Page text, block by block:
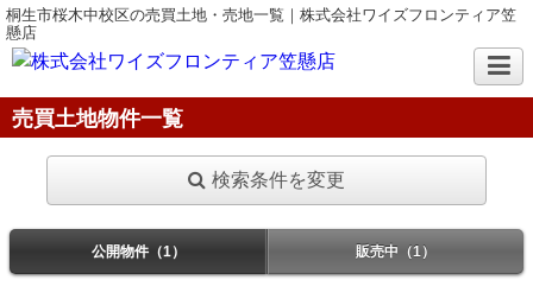
桐生市桜木中校区の売買土地・売地一覧｜株式会社ワイズフロンティア笠
懸店
売買土地物件一覧
検索条件を変更
公開物件（1） 販売中（1）